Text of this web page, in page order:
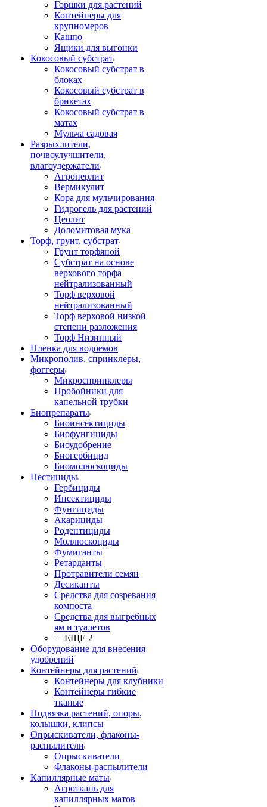
Горшки для растений
Контейнеры для
крупномеров
Кашпо
Ящики для выгонки
Кокосовый субстрат
Кокосовый субстрат в
блоках
Кокосовый субстрат в
брикетах
Кокосовый субстрат в
матах
Мульча садовая
Разрыхлители,
почвоулучшители,
влагоудержатели
Агроперлит
Вермикулит
Кора для мульчирования
Гидрогель для растений
Цеолит
Доломитовая мука
Торф, грунт, субстрат
Грунт торфяной
Субстрат на основе
верхового торфа
нейтрализованный
Торф верховой
нейтрализованный
Торф верховой низкой
степени разложения
Торф Низинный
Пленка для водоемов
Микрополив, спринклеры,
фоггеры
Микроспринклеры
Пробойники для
капельной трубки
Биопрепараты
Биоинсектициды
Биофунгициды
Биоудобрение
Биогербицид
Биомолюскоциды
Пестициды
Гербициды
Инсектициды
Фунгициды
Акарициды
Родентициды
Моллюскоциды
Фумиганты
Ретарданты
Протравители семян
Десиканты
Средства для созревания
компоста
Средства для выгребных
ям и туалетов
+ ЕЩЕ 2
Оборудование для внесения
удобрений
Контейнеры для растений
Контейнеры для клубники
Контейнеры гибкие
тканые
Подвязка растений, опоры,
колышки, клипсы
Опрыскиватели, флаконы-
распылители
Опрыскиватели
Флаконы-распылители
Капиллярные маты
Агроткань для
капиллярных матов